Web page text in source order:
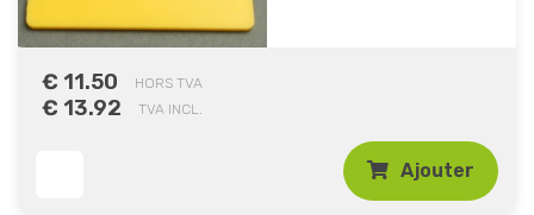
€ 11.50 HORS TVA
€ 13.92 TVA INCL.
Ajouter